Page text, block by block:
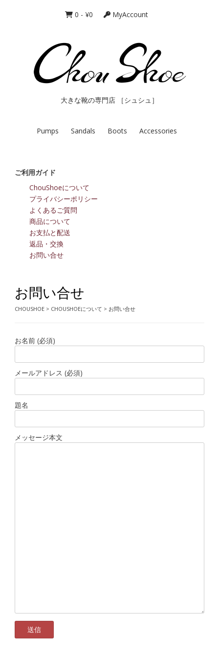
0 - ¥0 MyAccount
大きな靴の専門店 ［シュシュ］
Pumps Sandals Boots Accessories
ご利用ガイド
ChouShoeについて
プライバシーポリシー
よくあるご質問
商品について
お支払と配送
返品・交換
お問い合せ
お問い合せ
CHOUSHOE > CHOUSHOEについて > お問い合せ
お名前 (必須)
メールアドレス (必須)
題名
メッセージ本文